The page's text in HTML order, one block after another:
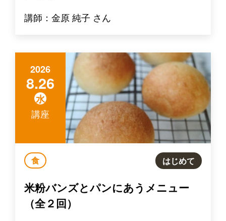
講師：金原 純子 さん
2026
8.26
水
講座
食 はじめて
米粉バンズとパンにあうメニュー
（全２回）